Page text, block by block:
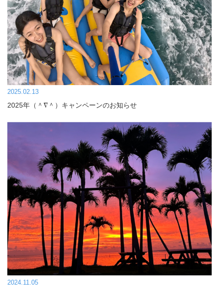
2025.02.13
2025年（＾∇＾）キャンペーンのお知らせ
2024.11.05